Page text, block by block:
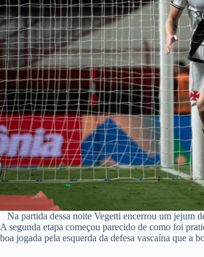
Na partida dessa noite Vegetti encerrou um jejum
A segunda etapa começou parecido de como foi
boa jogada pela esquerda da defesa vascaína que a